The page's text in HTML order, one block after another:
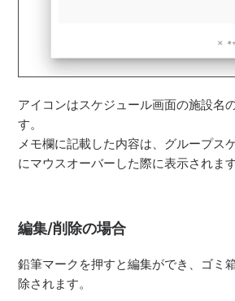
アイコンはスケジュール画面の施設名
す。
メモ欄に記載した内容は、グループス
にマウスオーバーした際に表示されます
編集/削除の場合
鉛筆マークを押すと編集ができ、ゴミ
除されます。